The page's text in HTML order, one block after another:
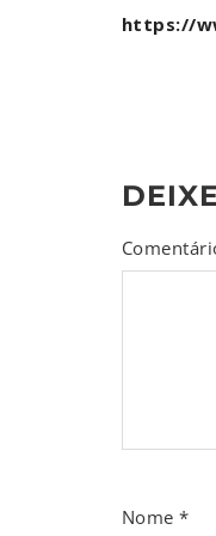
https://
Nome*